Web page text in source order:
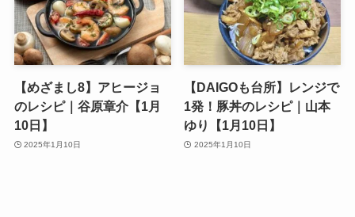
【めざまし8】アヒージョ
のレシピ｜谷原章介【1月
10日】
2025年1月10日
【DAIGOも台所】レンジで
1発！豚丼のレシピ｜山本
ゆり【1月10日】
2025年1月10日